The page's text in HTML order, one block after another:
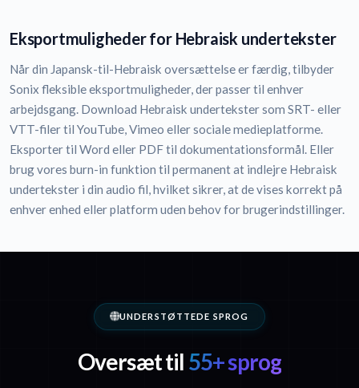
Eksportmuligheder for Hebraisk undertekster
Når din Japansk-til-Hebraisk oversættelse er færdig, tilbyder
Sonix fleksible eksportmuligheder, der passer til enhver
arbejdsgang. Download Hebraisk undertekster som SRT- eller
VTT-filer til YouTube, Vimeo eller sociale medieplatforme.
Eksporter til Word eller PDF til dokumentationsformål. Eller
brug vores burn-in funktion til permanent at indlejre Hebraisk
undertekster i din audio fil, hvilket sikrer, at de vises korrekt på
enhver enhed eller platform uden behov for brugerindstillinger.
UNDERSTØTTEDE SPROG
Oversæt til 55+ sprog